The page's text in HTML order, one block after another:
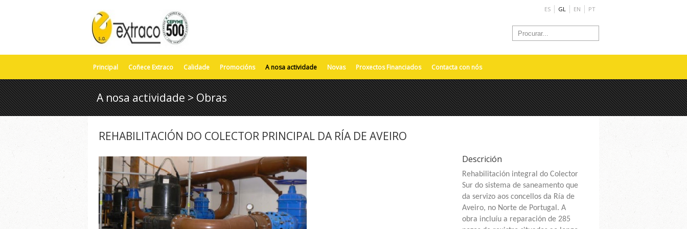
ES GL EN PT
Principal Coñece Extraco Calidade Promocións A nosa actividade Novas Proxectos Financiados Contacta con nós
A nosa actividade > Obras
REHABILITACIÓN DO COLECTOR PRINCIPAL DA RÍA DE AVEIRO
Descrición
Rehabilitación integral do Colector
Sur do sistema de saneamento que
da servizo aos concellos da Ría de
Aveiro, no Norte de Portugal. A
obra incluíu a reparación de 285